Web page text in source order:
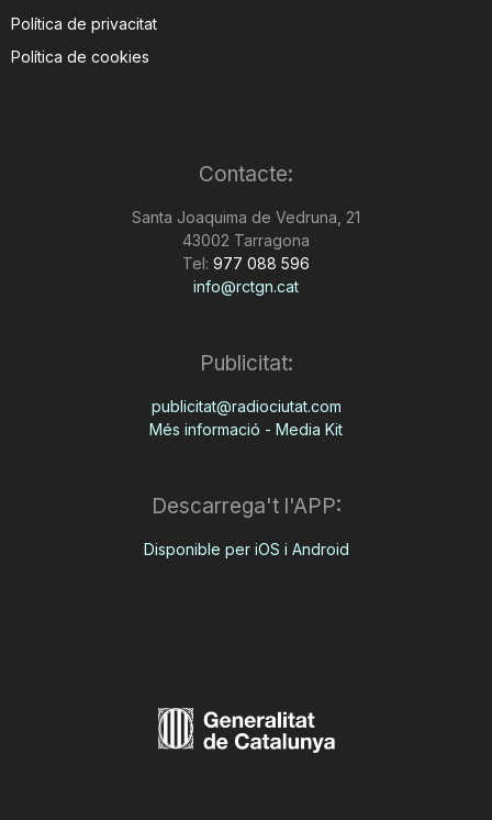
Política de privacitat
Política de cookies
Contacte:
Santa Joaquima de Vedruna, 21
43002 Tarragona
Tel: 977 088 596
info@rctgn.cat
Publicitat:
publicitat@radiociutat.com
Més informació - Media Kit
Descarrega't l'APP:
Disponible per iOS i Android